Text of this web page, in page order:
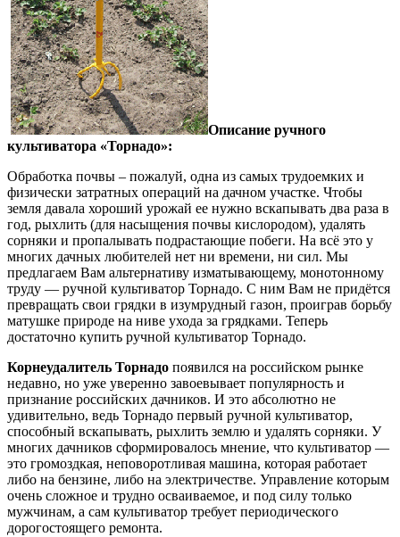
Описание ручного
культиватора «Торнадо»:
Обработка почвы – пожалуй, одна из самых трудоемких и
физически затратных операций на дачном участке. Чтобы
земля давала хороший урожай ее нужно вскапывать два раза в
год, рыхлить (для насыщения почвы кислородом), удалять
сорняки и пропалывать подрастающие побеги. На всё это у
многих дачных любителей нет ни времени, ни сил. Мы
предлагаем Вам альтернативу изматывающему, монотонному
труду — ручной культиватор Торнадо. С ним Вам не придётся
превращать свои грядки в изумрудный газон, проиграв борьбу
матушке природе на ниве ухода за грядками. Теперь
достаточно купить ручной культиватор Торнадо.
Корнеудалитель Торнадо появился на российском рынке
недавно, но уже уверенно завоевывает популярность и
признание российских дачников. И это абсолютно не
удивительно, ведь Торнадо первый ручной культиватор,
способный вскапывать, рыхлить землю и удалять сорняки. У
многих дачников сформировалось мнение, что культиватор —
это громоздкая, неповоротливая машина, которая работает
либо на бензине, либо на электричестве. Управление которым
очень сложное и трудно осваиваемое, и под силу только
мужчинам, а сам культиватор требует периодического
дорогостоящего ремонта.